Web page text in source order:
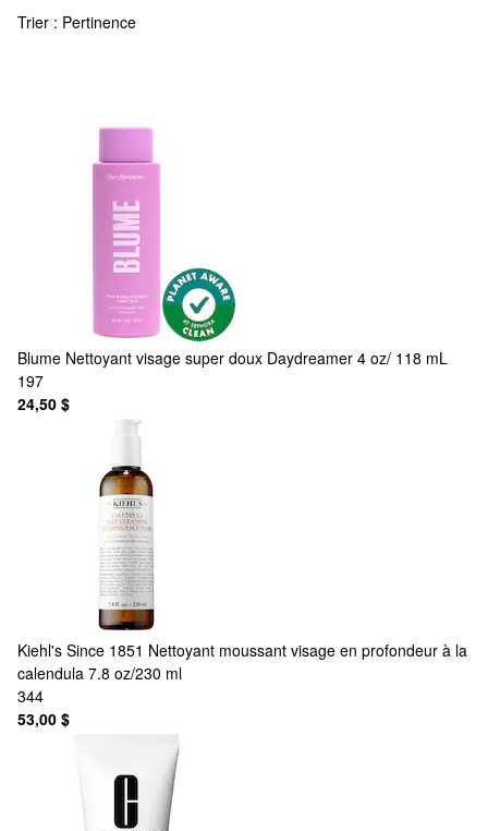
Trier : Pertinence
Blume Nettoyant visage super doux Daydreamer 4 oz/ 118 mL
197
24,50 $
Kiehl's Since 1851 Nettoyant moussant visage en profondeur à la
calendula 7.8 oz/230 ml
344
53,00 $